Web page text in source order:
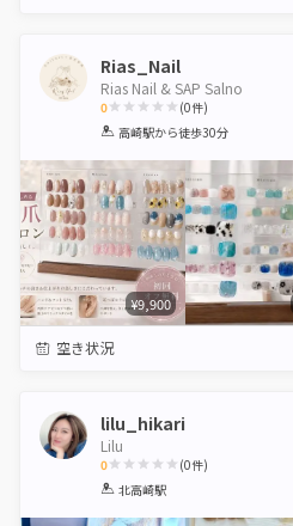
Rias_Nail
Rias Nail & SAP Salno
0
1 2 3 4 5
(0件)
高崎駅から徒歩30分
¥9,900
空き状況
lilu_hikari
Lilu
0
1 2 3 4 5
(0件)
北高崎駅